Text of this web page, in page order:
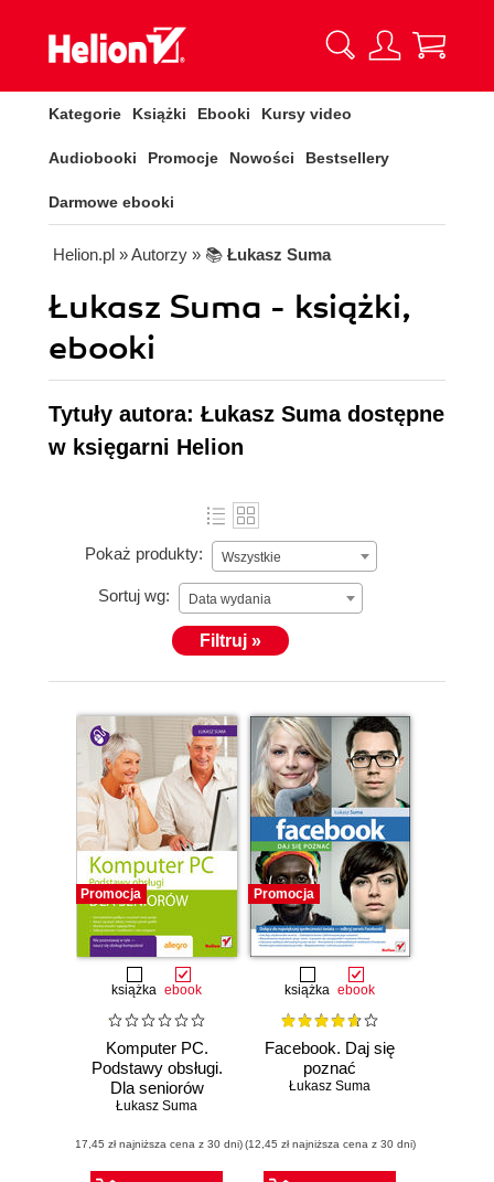
Kategorie Książki Ebooki Kursy video
Audiobooki Promocje Nowości Bestsellery
Darmowe ebooki
Helion.pl » Autorzy » 📚 Łukasz Suma
Łukasz Suma - książki,
ebooki
Tytuły autora: Łukasz Suma dostępne
w księgarni Helion
Pokaż produkty: Wszystkie
Sortuj wg: Data wydania
Filtruj »
Promocja
książka ebook
Komputer PC.
Podstawy obsługi.
Dla seniorów
Łukasz Suma
(17,45 zł najniższa cena z 30 dni)
Promocja
książka ebook
Facebook. Daj się
poznać
Łukasz Suma
(12,45 zł najniższa cena z 30 dni)